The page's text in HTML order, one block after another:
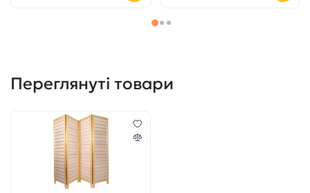
Переглянуті товари